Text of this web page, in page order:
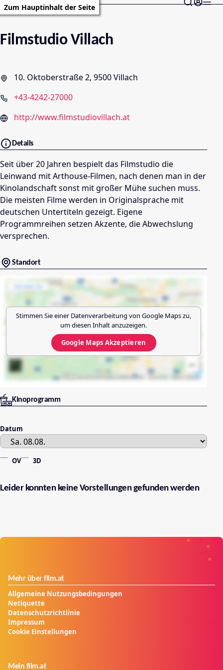
Zum Hauptinhalt der Seite
Filmstudio Villach
10. Oktoberstraße 2, 9500 Villach
+43-4242-27000
http://www.filmstudiovillach.at
Details
Seit über 20 Jahren bespielt das Filmstudio die
Leinwand mit Arthouse-Filmen, nach denen man in der
Kinolandschaft sonst mit großer Mühe suchen muss.
Die meisten Filme werden in Originalsprache mit
deutschen Untertiteln gezeigt. Eigene
Programmreihen setzen Akzente, die Abwechslung
versprechen.
Standort
Stimmen Sie einer Datenverarbeitung von Google Mapszu,
um diesen Inhalt anzuzeigen.
Google Maps Akzeptieren
Kinoprogramm
Datum
OV 3D
Leider konnten keine Vorstellungen gefunden werden
Mehr über film.at
Allgemeine Nutzungsbedingungen
Netiquette
Datenschutzrichtlinie
Impressum
Cookie Einstellungen
Mein film.at